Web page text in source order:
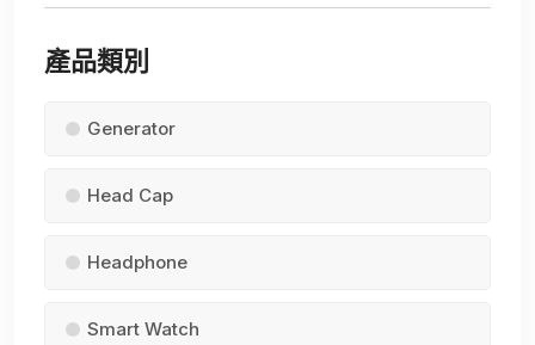
產品類別
Generator
Head Cap
Headphone
Smart Watch